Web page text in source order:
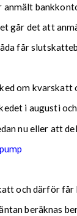
går det att
får
om
i augusti
nu eller att
och därför
beräknas